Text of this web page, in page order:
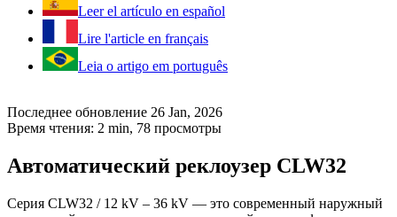
Leer el artículo en español
Lire l'article en français
Leia o artigo em português
Последнее обновление 26 Jan, 2026
Время чтения: 2 min, 78 просмотры
Автоматический реклоузер CLW32
Серия CLW32 / 12 kV – 36 kV — это современный наружный